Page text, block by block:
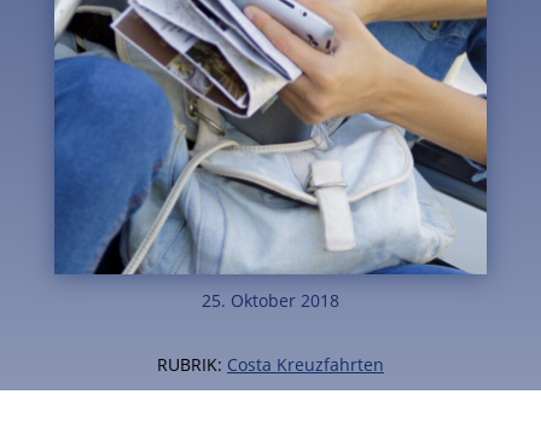
25. Oktober 2018
RUBRIK: Costa Kreuzfahrten